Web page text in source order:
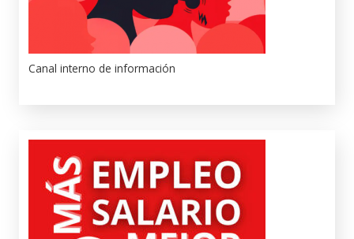
Canal interno de información